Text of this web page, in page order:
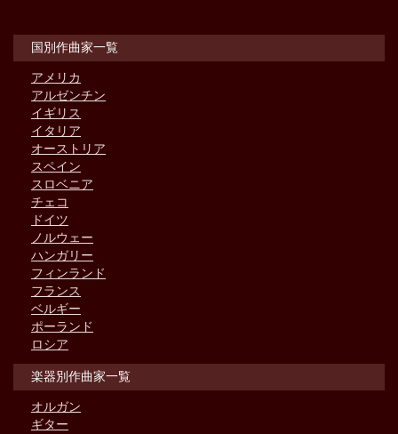
国別作曲家一覧
アメリカ
アルゼンチン
イギリス
イタリア
オーストリア
スペイン
スロベニア
チェコ
ドイツ
ノルウェー
ハンガリー
フィンランド
フランス
ベルギー
ポーランド
ロシア
楽器別作曲家一覧
オルガン
ギター